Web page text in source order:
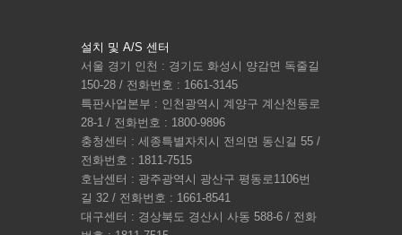
설치 및 A/S 센터
서울 경기 인천 : 경기도 화성시 양감면 독줄길
150-28 / 전화번호 : 1661-3145
특판사업본부 : 인천광역시 계양구 계산천동로
28-1 / 전화번호 : 1800-9896
충청센터 : 세종특별자치시 전의면 동신길 55 /
전화번호 : 1811-7515
호남센터 : 광주광역시 광산구 평동로1106번
길 32 / 전화번호 : 1661-8541
대구센터 : 경상북도 경산시 사동 588-6 / 전화